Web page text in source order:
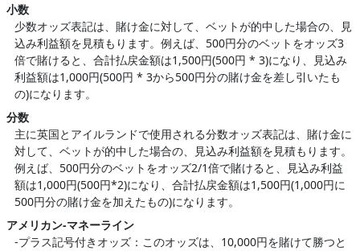
小数
少数オッズ表記は、賭け金に対して、ベットが的中した場合の、見
込み利益額を見積もります。例えば、500円分のベットをオッズ3
倍で賭けると、合計払戻金額は1,500円(500円 * 3)になり、見込み
利益額は1,000円(500円 * 3から500円分の賭け金を差し引いたも
の)になります。
分数
主に英国とアイルランドで使用される分数オッズ表記は、賭け金に
対して、ベットが的中した場合の、見込み利益額を見積もります。
例えば、500円分のベットをオッズ2/1倍で賭けると、見込み利益
額は1,000円(500円*2)になり、合計払戻金額は1,500円(1,000円に
500円分の賭け金を加えたもの)になります。
アメリカン-マネーライン
-プラス記号付きオッズ：このオッズは、10,000円を賭けて勝つと